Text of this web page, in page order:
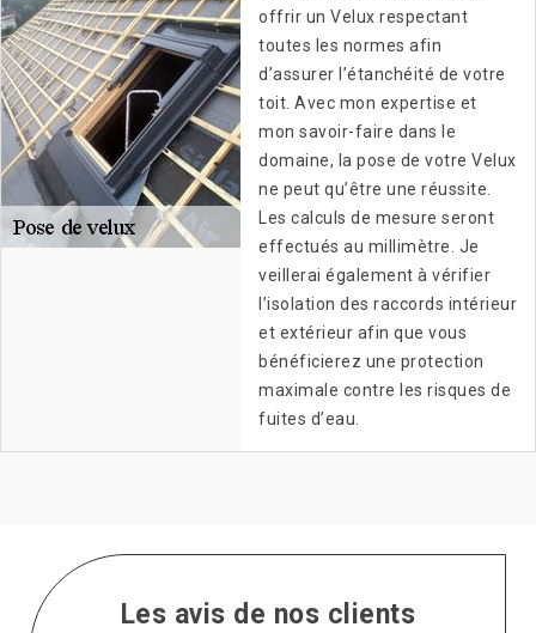
offrir un Velux respectant
toutes les normes afin
d’assurer l’étanchéité de votre
toit. Avec mon expertise et
mon savoir-faire dans le
domaine, la pose de votre Velux
ne peut qu’être une réussite.
Les calculs de mesure seront
effectués au millimètre. Je
veillerai également à vérifier
l’isolation des raccords intérieur
et extérieur afin que vous
bénéficierez une protection
maximale contre les risques de
fuites d’eau.
Les avis de nos clients